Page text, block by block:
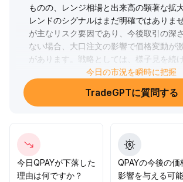
ものの、レンジ相場と出来高の顕著な拡
レンドのシグナルはまだ明確ではありま
が主なリスク要因であり、今後取引の深
ない場合、大口注文の影響で価格変動が
があります。戦略としては、様子見を続
の流れの変化を注意深く追跡し、日足レ
高ブレイクアウトを確認した後に順張り
を検討し、リスクヘッジとして分割・分
今日の市況を瞬時に把握
TradeGPTに質問する
今日QPAYが下落した
理由は何ですか？
QPAYの今後の価
影響を与える可